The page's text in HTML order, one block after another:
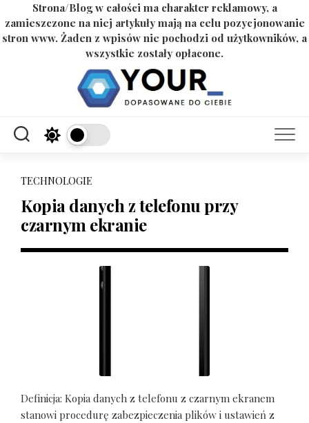
Strona/Blog w całości ma charakter reklamowy, a
zamieszczone na niej artykuły mają na celu pozycjonowanie
stron www. Żaden z wpisów nie pochodzi od użytkowników, a
wszystkie zostały opłacone.
TECHNOLOGIE
Kopia danych z telefonu przy
czarnym ekranie
Definicja: Kopia danych z telefonu z czarnym ekranem
stanowi procedurę zabezpieczenia plików i ustawień z